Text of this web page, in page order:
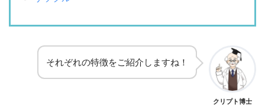
それぞれの特徴をご紹介しますね！
クリプト博士